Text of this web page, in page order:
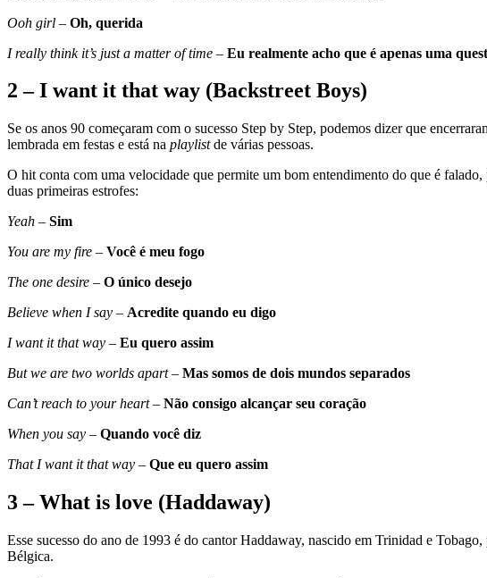
Ooh girl – Oh, querida
I really think it’s just a matter of time – Eu realmente acho que é apenas uma
2 – I want it that way (Backstreet Boys)
Se os anos 90 começaram com o sucesso Step by Step, podemos dizer que
lembrada em festas e está na playlistde várias pessoas.
O hit conta com uma velocidade que permite um bom entendimento do que é
duas primeiras estrofes:
Yeah – Sim
You are my fire – Você é meu fogo
The one desire – O único desejo
Believe when I say – Acredite quando eu digo
I want it that way – Eu quero assim
But we are two worlds apart– Mas somos de dois mundos separados
Can’t reach to your heart– Não consigo alcançar seu coração
When you say – Quando você diz
That I want it that way – Que eu quero assim
3 – What is love (Haddaway)
Esse sucesso do ano de 1993 é do cantor Haddaway, nascido em Trinidad e
Bélgica.